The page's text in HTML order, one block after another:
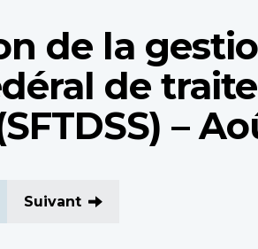
de la
de
–
Suivant